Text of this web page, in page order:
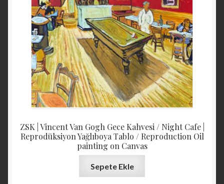
ZSK | Vincent Van Gogh Gece Kahvesi / Night Cafe |
Reprodüksiyon Yağlıboya Tablo / Reproduction Oil
painting on Canvas
Sepete Ekle